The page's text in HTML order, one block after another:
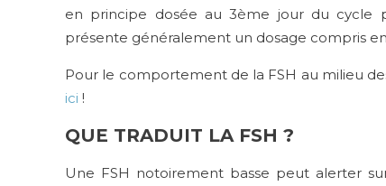
en principe dosée au 3ème jour du cycle
présente généralement un dosage compris
Pour le comportement de la FSH au milieu
ici !
QUE TRADUIT LA FSH ?
Une FSH notoirement basse peut alerter